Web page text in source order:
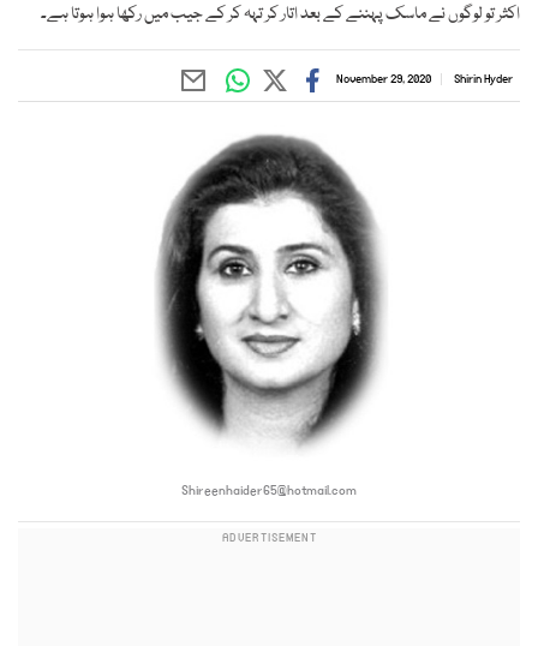
اکثر تو لوگوں نے ماسک پہننے کے بعد اتار کر تہہ کر کے جیب میں رکھا ہوا ہوتا ہے۔
Shirin Hyder
November 29, 2020
Shireenhaider65@hotmail.com